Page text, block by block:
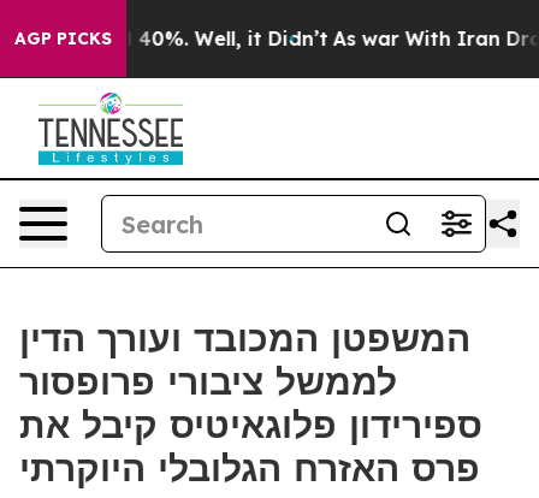
AGP PICKS
Around 40%. Well, it Didn’t As war With Iran Drove
המשפטן המכובד ועורך הדין
לממשל ציבורי פרופסור
ספירידון פלוגאיטיס קיבל את
פרס האזרח הגלובלי היוקרתי